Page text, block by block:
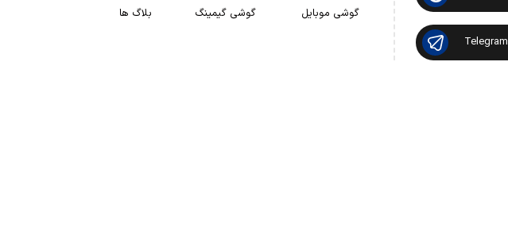
Telegram
گوشی موبایل
گوشی گیمینگ بلاگ ها